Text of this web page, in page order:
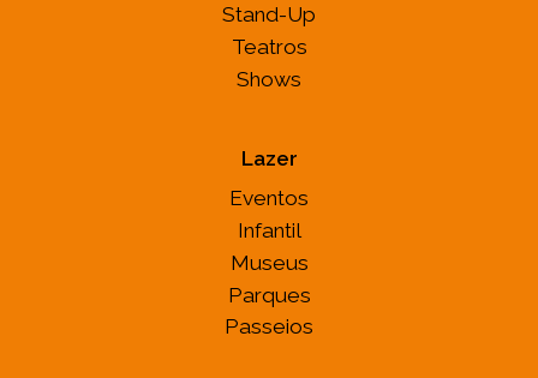
Stand-Up
Teatros
Shows
Lazer
Eventos
Infantil
Museus
Parques
Passeios